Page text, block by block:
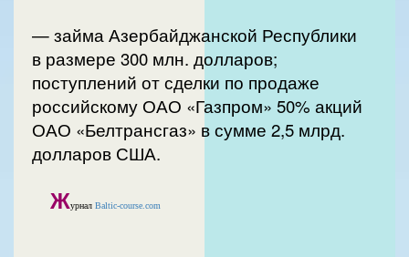
— займа Азербайджанской Республики
в размере 300 млн. долларов;
поступлений от сделки по продаже
российскому ОАО «Газпром» 50% акций
ОАО «Белтрансгаз» в сумме 2,5 млрд.
долларов США.
Журнал Baltic-course.com